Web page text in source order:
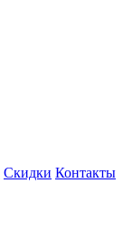
Скидки Контакты